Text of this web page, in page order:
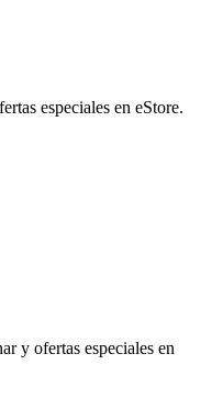
especiales en eStore.
y ofertas especiales en